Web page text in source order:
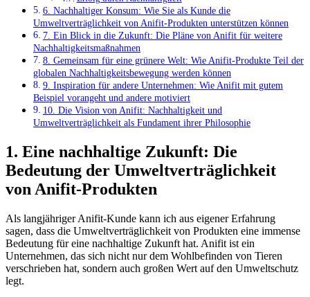
6. Nachhaltiger Konsum: Wie Sie ​als Kunde die
Umweltverträglichkeit ​von Anifit-Produkten ​unterstützen können
7. Ein Blick ⁤in die Zukunft: Die⁢ Pläne‌ von Anifit für ⁣weitere​
Nachhaltigkeitsmaßnahmen
8. Gemeinsam für eine grünere Welt:‌ Wie⁤ Anifit-Produkte Teil der
globalen Nachhaltigkeitsbewegung werden können
9. Inspiration für ⁤andere Unternehmen: Wie Anifit mit gutem
Beispiel vorangeht und andere motiviert
10. Die Vision von Anifit: Nachhaltigkeit und
Umweltverträglichkeit‌ als Fundament ihrer Philosophie
1. Eine nachhaltige Zukunft: Die
Bedeutung der Umweltverträglichkeit
von Anifit-Produkten
Als langjähriger Anifit-Kunde kann ich aus eigener Erfahrung
sagen, dass die Umweltverträglichkeit von​ Produkten eine immense ​
Bedeutung für eine⁢ nachhaltige Zukunft hat. Anifit ⁣ist ‌ein
Unternehmen, das⁣ sich nicht nur dem Wohlbefinden von Tieren
verschrieben hat, sondern auch großen Wert auf‌ den Umweltschutz
legt.